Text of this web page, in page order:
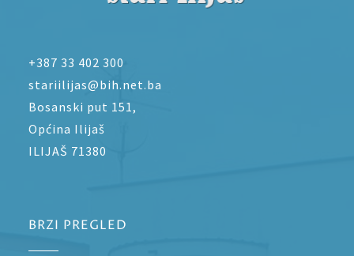
+387 33 402 300
stariilijas@bih.net.ba
Bosanski put 151,
Općina Ilijaš
ILIJAŠ 71380
BRZI PREGLED